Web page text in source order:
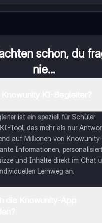
schon, du
nie...
ist ein speziell für Schüler
Tool, das mehr als nur
auf Millionen von
Informationen,
und Inhalte direkt im Chat
Lernweg an.